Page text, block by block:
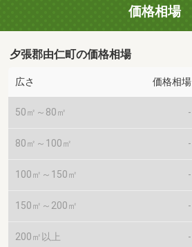
価格相場
夕張郡由仁町の価格相場
広さ 価格相場
50㎡～80㎡ -
80㎡～100㎡ -
100㎡～150㎡ -
150㎡～200㎡ -
200㎡以上 -